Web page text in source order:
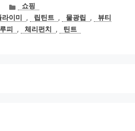
카
테
고
리
쇼핑
이미 , 립틴트 , 물광립 ,
뷰티
피 , 체리펀치 , 틴트